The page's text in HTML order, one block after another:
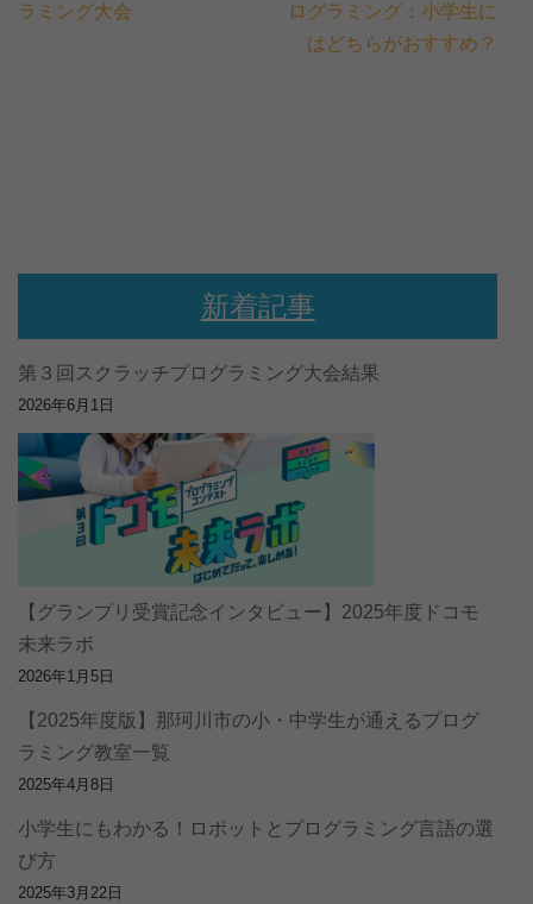
ラミング大会
ログラミング：小学生に
はどちらがおすすめ？
新着記事
第３回スクラッチプログラミング大会結果
2026年6月1日
【グランプリ受賞記念インタビュー】2025年度ドコモ
未来ラボ
2026年1月5日
【2025年度版】那珂川市の小・中学生が通えるプログ
ラミング教室一覧
2025年4月8日
小学生にもわかる！ロボットとプログラミング言語の選
び方
2025年3月22日